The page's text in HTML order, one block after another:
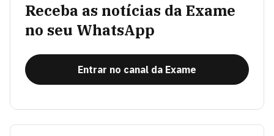
Receba as notícias da Exame
no seu WhatsApp
Entrar no canal da Exame